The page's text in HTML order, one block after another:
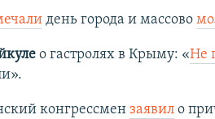
день города и массово
о гастролях в Крыму: «Не
конгрессмен заявило